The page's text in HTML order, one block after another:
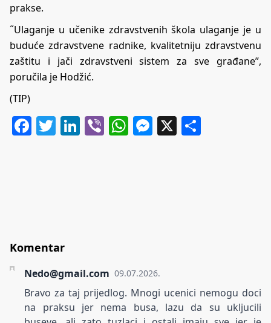
prakse.
˝Ulaganje u učenike zdravstvenih škola ulaganje je u
buduće zdravstvene radnike, kvalitetniju zdravstvenu
zaštitu i jači zdravstveni sistem za sve građane”,
poručila je Hodžić.
(TIP)
Facebook
Twitter
LinkedIn
ViberWhatsApp
Messenger
X
Komentar
Nedo@gmail.com 09.07.2026.
Bravo za taj prijedlog. Mnogi ucenici nemogu doci
na praksu jer nema busa, lazu da su ukljucili